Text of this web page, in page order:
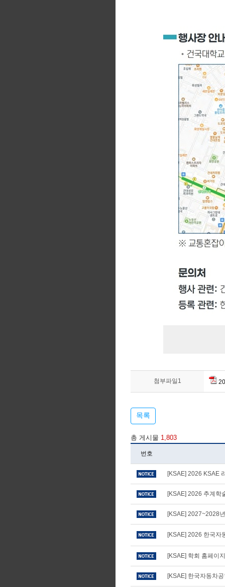
첨부파일1
목록
총 게시물 1,803
번호
[KSAE] 2026 KSAE
[KSAE] 2026 추계학
[KSAE] 2027~2028
[KSAE] 2026 한국자
[KSAE] 학회 홈페이
[KSAE] 한국자동차